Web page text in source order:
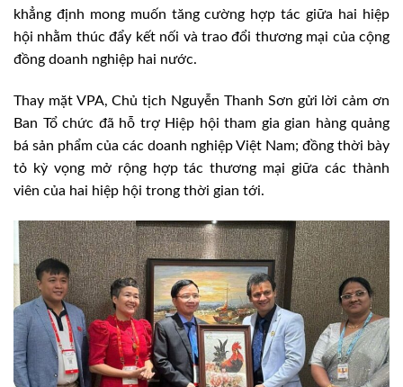
khẳng định mong muốn tăng cường hợp tác giữa hai hiệp
hội nhằm thúc đẩy kết nối và trao đổi thương mại của cộng
đồng doanh nghiệp hai nước.
Thay mặt VPA, Chủ tịch Nguyễn Thanh Sơn gửi lời cảm ơn
Ban Tổ chức đã hỗ trợ Hiệp hội tham gia gian hàng quảng
bá sản phẩm của các doanh nghiệp Việt Nam; đồng thời bày
tỏ kỳ vọng mở rộng hợp tác thương mại giữa các thành
viên của hai hiệp hội trong thời gian tới.